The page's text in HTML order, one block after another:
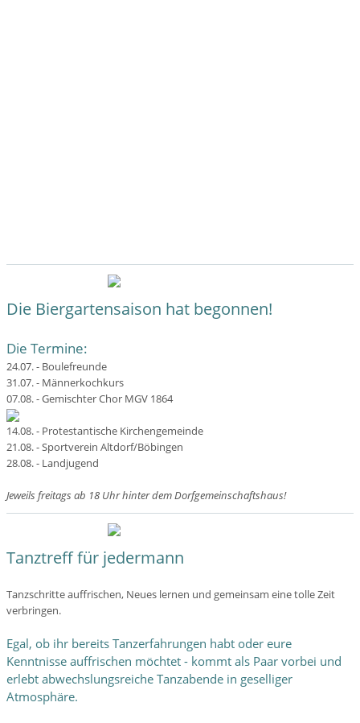
Die Biergartensaison hat begonnen!
Die Termine:
24.07. - Boulefreunde
31.07. - Männerkochkurs
07.08. - Gemischter Chor MGV 1864
14.08. - Protestantische Kirchengemeinde
21.08. - Sportverein Altdorf/Böbingen
28.08. - Landjugend
Jeweils freitags ab 18 Uhr hinter dem Dorfgemeinschaftshaus!
Tanztreff für jedermann
Tanzschritte auffrischen, Neues lernen und gemeinsam eine tolle Zeit
verbringen.
Egal, ob ihr bereits Tanzerfahrungen habt oder eure
Kenntnisse auffrischen möchtet - kommt als Paar vorbei und
erlebt abwechslungsreiche Tanzabende in geselliger
Atmosphäre.